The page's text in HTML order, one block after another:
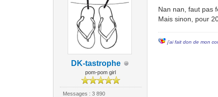
DK-tastrophe
pom-pom girl
Messages : 3 890
Nan nan, faut pas
Mais sinon, pour
j'ai fait don de mon